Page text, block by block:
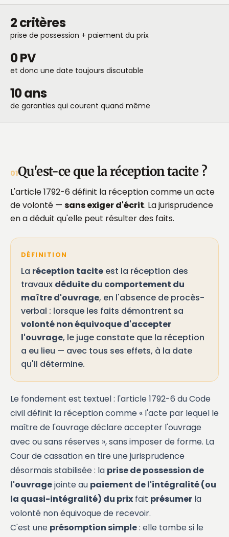
2 critères
prise de possession + paiement du prix
0 PV
et donc une date toujours discutable
10 ans
de garanties qui courent quand même
01Qu'est-ce que la réception tacite ?
L'article 1792-6 définit la réception comme un acte
de volonté — sans exiger d'écrit. La jurisprudence
en a déduit qu'elle peut résulter des faits.
DÉFINITION
La réception tacite est la réception des
travaux déduite du comportement du
maître d'ouvrage, en l'absence de procès-
verbal : lorsque les faits démontrent sa
volonté non équivoque d'accepter
l'ouvrage, le juge constate que la réception
a eu lieu — avec tous ses effets, à la date
qu'il détermine.
Le fondement est textuel : l'article 1792-6 du Code
civil définit la réceptioncomme « l'acte par lequel le
maître de l'ouvrage déclare accepter l'ouvrage
avec ou sans réserves », sans imposer de forme. La
Cour de cassation en tire une jurisprudence
désormais stabilisée : la prise de possession de
l'ouvragejointe au paiement de l'intégralité (ou
la quasi-intégralité) du prix fait présumer la
volonté non équivoque de recevoir.
C'est une présomption simple: elle tombe si le